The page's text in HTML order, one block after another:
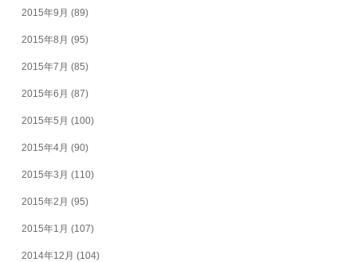
2015年9月 (89)
2015年8月 (95)
2015年7月 (85)
2015年6月 (87)
2015年5月 (100)
2015年4月 (90)
2015年3月 (110)
2015年2月 (95)
2015年1月 (107)
2014年12月 (104)